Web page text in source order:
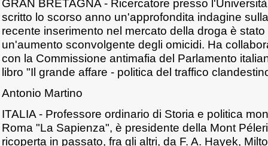
GRAN BRETAGNA - Ricercatore presso
scritto lo scorso anno un'approfondita indagine
recente inserimento nel mercato della droga è
un'aumento sconvolgente degli omicidi. Ha
con la Commissione antimafia del Parlamento
libro "Il grande affare - politica del traffico
Antonio Martino
ITALIA - Professore ordinario di Storia e politica
Roma "La Sapienza", è presidente della Mont
ricoperta in passato, fra gli altri, da F. A. Hayek,